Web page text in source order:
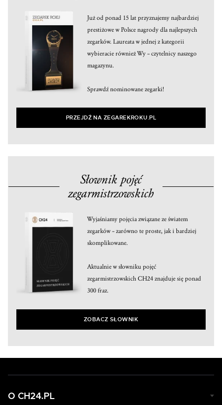
Już od ponad 15 lat przyznajemy najbardziej
prestiżowe w Polsce nagrody dla najlepszych
zegarków. Laureata w jednej z kategorii
wybieracie również Wy – czytelnicy naszego
magazynu.
Sprawdź nominowane zegarki!
PRZEJDŹ NA ZEGAREKROKU.PL
Słownik pojęć
zegarmistrzowskich
Wyjaśniamy pojęcia związane ze światem
zegarków – zarówno te proste, jak i bardziej
skomplikowane.
Aktualnie w słowniku pojęć
zegarmistrzowskich CH24 znajduje się ponad
300 fraz.
ZOBACZ SŁOWNIK
O CH24.PL